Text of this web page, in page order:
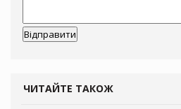
ЧИТАЙТЕ ТАКОЖ